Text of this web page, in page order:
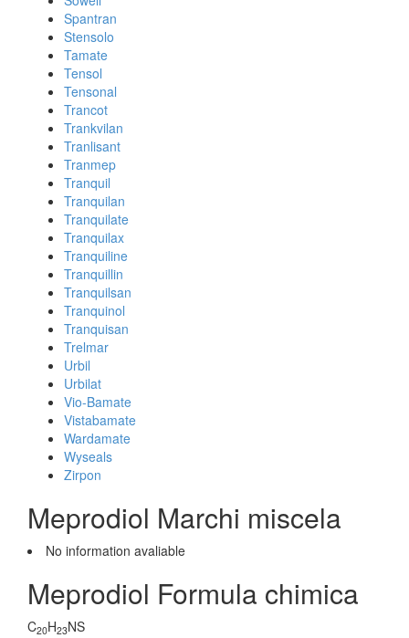
Spantran
Stensolo
Tamate
Tensol
Tensonal
Trancot
Trankvilan
Tranlisant
Tranmep
Tranquil
Tranquilan
Tranquilate
Tranquilax
Tranquiline
Tranquillin
Tranquilsan
Tranquinol
Tranquisan
Trelmar
Urbil
Urbilat
Vio-Bamate
Vistabamate
Wardamate
Wyseals
Zirpon
Meprodiol Marchi miscela
No information avaliable
Meprodiol Formula chimica
C20H23NS